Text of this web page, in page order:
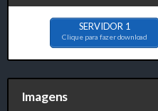
SERVIDOR 1
Clique para fazer download
Imagens